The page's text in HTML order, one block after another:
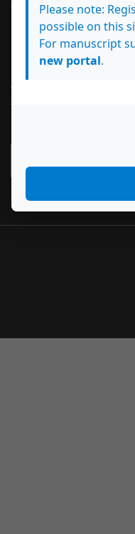
Idioma
English
Please note:
possible on this
For manuscript
new portal.